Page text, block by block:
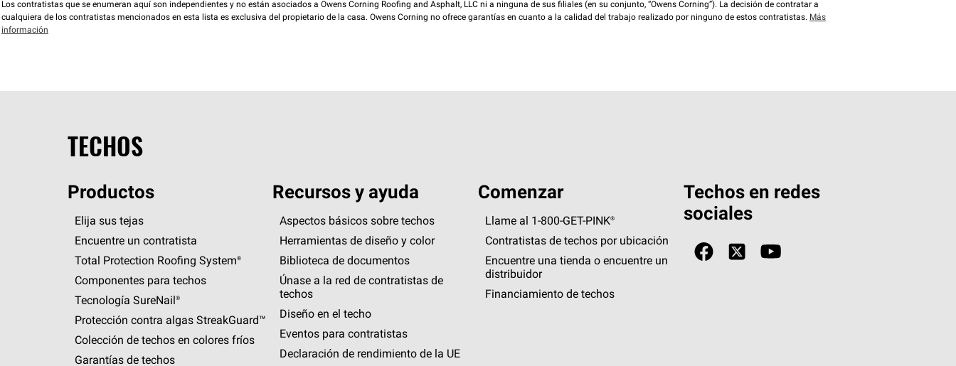
Los contratistas que se enumeran aquí son independientes y no están asociados a Owens Corning Roofing and Asphalt, LLC ni a ninguna de sus filiales (en su conjunto, “Owens Corning”). La decisión de contratar a
cualquiera de los contratistas mencionados en esta lista es exclusiva del propietario de la casa. Owens Corning no ofrece garantías en cuanto a la calidad del trabajo realizado por ninguno de estos contratistas. Más
información
TECHOS
Productos
Elija sus tejas
Encuentre un contratista
Total Protection Roofing System®
Componentes para techos
Tecnología SureNail®
Protección contra algas StreakGuard™
Colección de techos en colores fríos
Garantías de techos
Recursos y ayuda
Aspectos básicos sobre techos
Herramientas de diseño y color
Biblioteca de documentos
Únase a la red de contratistas de
techos
Diseño en el techo
Eventos para contratistas
Declaración de rendimiento de la UE
Comenzar
Llame al 1-800-GET -PINK®
Contratistas de techos por ubicación
Encuentre una tienda o encuentre un
distribuidor
Financiamiento de techos
Techos en redes
sociales